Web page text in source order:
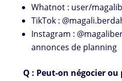
Whatnot : user/
TikTok :
Instagram :
annonces de planning
Q : Peut-on négocier